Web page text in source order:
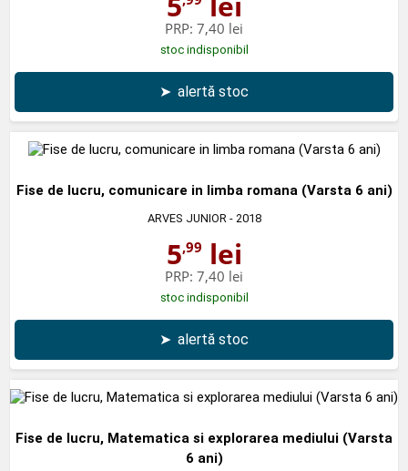
PRP: 7,40 lei
stoc indisponibil
➤ alertă stoc
Fise de lucru, comunicare in limba romana (Varsta 6 ani)
ARVES JUNIOR- 2018
5,99 lei
PRP: 7,40 lei
stoc indisponibil
➤ alertă stoc
Fise de lucru, Matematica si explorarea mediului (Varsta
6 ani)